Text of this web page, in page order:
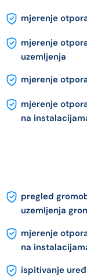
mjerenje
mjerenje
uzemljenja
mjerenje
mjerenje
na
pregled
uzemljenja
mjerenje
na
ispitivanje